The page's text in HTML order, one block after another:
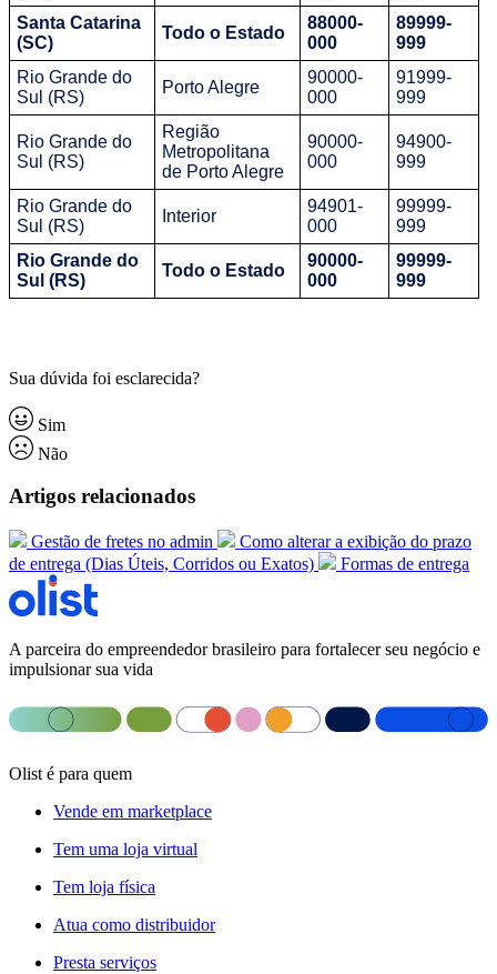
Santa Catarina
(SC)
Todo o Estado
88000-
000
89999-
999
Rio Grande do
Sul (RS)
Porto Alegre
90000-
000
91999-
999
Rio Grande do
Sul (RS)
Região
Metropolitana
de Porto Alegre
90000-
000
94900-
999
Rio Grande do
Sul (RS)
Interior
94901-
000
99999-
999
Rio Grande do
Sul (RS)
Todo o Estado
90000-
000
99999-
999
Sua dúvida foi esclarecida?
Sim
Não
Artigos relacionados
Gestão de fretes no admin
Como alterar a exibição do prazo
de entrega (Dias Úteis, Corridos ou Exatos)
Formas de entrega
A parceira do empreendedor brasileiro para fortalecer seu negócio e
impulsionar sua vida
Olist é para quem
Vende em marketplace
Tem uma loja virtual
Tem loja física
Atua como distribuidor
Presta serviços